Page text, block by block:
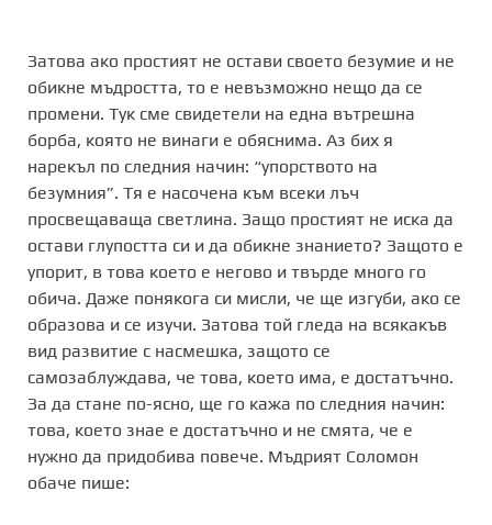
Затова ако простият не остави своето безумие и не
обикне мъдростта, то е невъзможно нещо да се
промени. Тук сме свидетели на една вътрешна
борба, която не винаги е обяснима. Аз бих я
нарекъл по следния начин: “упорството на
безумния”. Тя е насочена към всеки лъч
просвещаваща светлина. Защо простият не иска да
остави глупостта си и да обикне знанието? Защото е
упорит, в това което е негово и твърде много го
обича. Даже понякога си мисли, че ще изгуби, ако се
образова и се изучи. Затова той гледа на всякакъв
вид развитие с насмешка, защото се
самозаблуждава, че това, което има, е достатъчно.
За да стане по-ясно, ще го кажа по следния начин:
това, което знае е достатъчно и не смята, че е
нужно да придобива повече. Мъдрият Соломон
обаче пише: